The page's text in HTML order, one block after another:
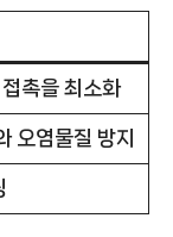
촉을 최소화
오염물질 방지